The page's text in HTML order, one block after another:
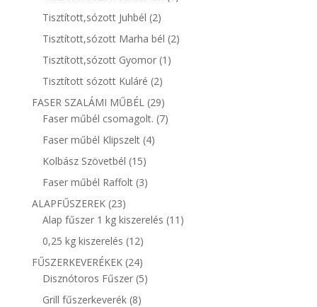
Tisztított,sózott Juhbél 22
termék
Tisztított,sózott Marha bél 22
Tisztított,sózott Gyomor 1 1
Tisztított sózott Kuláré 22
termék
FASER SZALÁMI MŰBÉL 2929
termék
Faser műbél csomagolt. 77
Faser műbél Klipszelt 44
Kolbász Szövetbél 1515
termék
Faser műbél Raffolt 33
ALAPFŰSZEREK 2323
termék
Alap fűszer 1 kg kiszerelés 11 11
0,25 kg kiszerelés 1212
termék
FŰSZERKEVERÉKEK 2424
termék
Disznótoros Fűszer 55
Grill fűszerkeverék 88